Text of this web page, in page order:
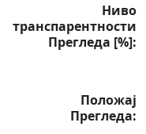
Ниво
транспарентности
Прегледа [%]
Положај
Прегледа